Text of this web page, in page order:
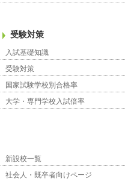
受験対策
入試基礎知識
受験対策
国家試験学校別合格率
大学・専門学校入試倍率
新設校一覧
社会人・既卒者向けページ